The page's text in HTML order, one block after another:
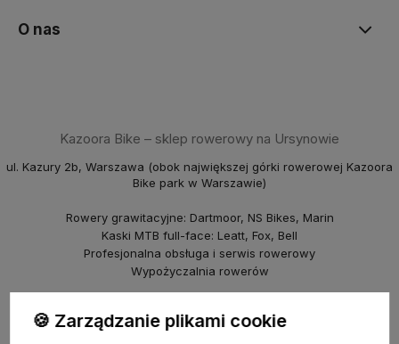
O nas
Kazoora Bike – sklep rowerowy na Ursynowie
ul. Kazury 2b, Warszawa (obok największej górki rowerowej Kazoora
Bike park w Warszawie)
Rowery grawitacyjne: Dartmoor, NS Bikes, Marin
Kaski MTB full-face: Leatt, Fox, Bell
Profesjonalna obsługa i serwis rowerowy
Wypożyczalnia rowerów
piBike – sklep rowerowy na Młocinach
ul. Farysa 60b, Warszawa
🍪 Zarządzanie plikami cookie